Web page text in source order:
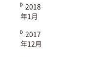
2018
年1月
2017
年12月